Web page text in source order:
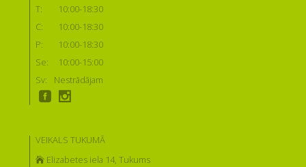
T:
10:00-18:30
C:
10:00-18:30
P:
10:00-18:30
Se:
10:00-15:00
Sv:
Nestrādājam
VEIKALS TUKUMĀ
Elizabetes iela 14, Tukums